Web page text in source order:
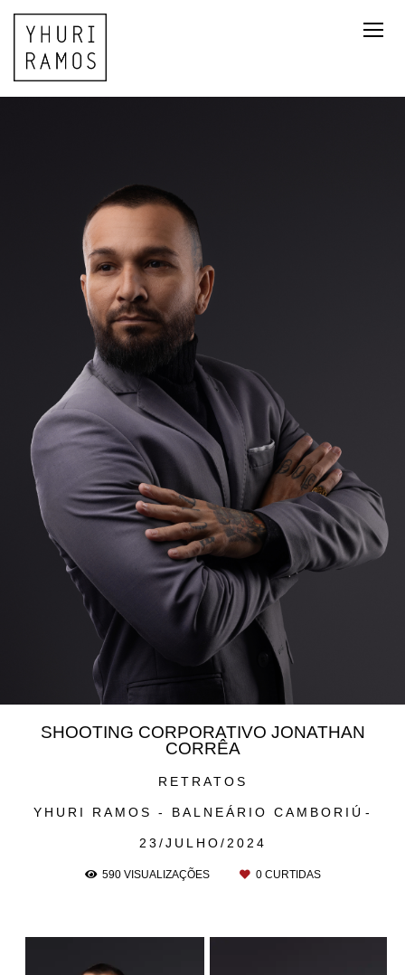
RETRATOS
YHURI RAMOS - BALNEÁRIO CAMBORIÚ
23/JULHO/2024
SHOOTING CORPORATIVO JONATHAN
CORRÊA
590VISUALIZAÇÕES 0CURTIDAS